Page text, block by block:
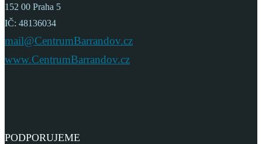
152 00 Praha 5
IČ: 48136034
mail@CentrumBarrandov.cz
www.CentrumBarrandov.cz
PODPORUJEME